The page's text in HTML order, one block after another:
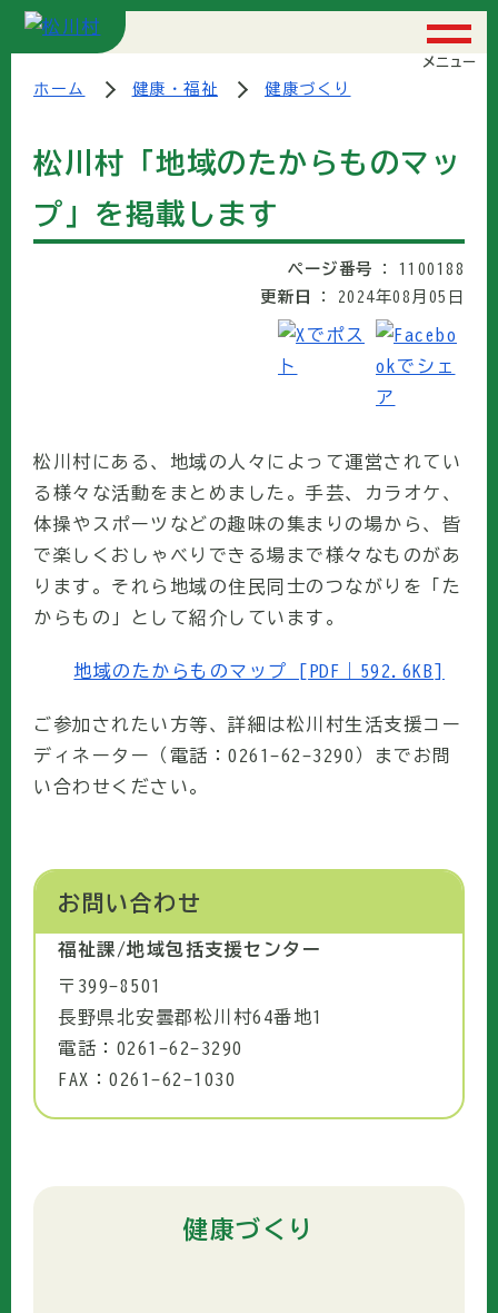
メニュー
ホーム 健康・福祉 健康づくり
松川村「地域のたからものマッ
プ」を掲載します
ページ番号
1100188
更新日
2024年08月05日
松川村にある、地域の人々によって運営されてい
る様々な活動をまとめました。手芸、カラオケ、
体操やスポーツなどの趣味の集まりの場から、皆
で楽しくおしゃべりできる場まで様々なものがあ
ります。それら地域の住民同士のつながりを「た
からもの」として紹介しています。
地域のたからものマップ [PDF｜592.6KB]
ご参加されたい方等、詳細は松川村生活支援コー
ディネーター（電話：0261-62-3290）までお問
い合わせください。
お問い合わせ
福祉課/地域包括支援センター
〒399-8501
長野県北安曇郡松川村64番地1
電話：0261-62-3290
FAX：0261-62-1030
健康づくり